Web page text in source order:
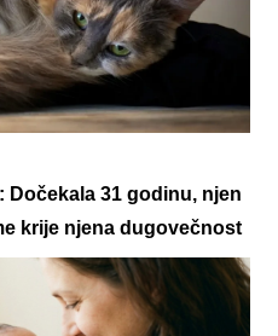
Dočekala 31 godinu, njen
krije njena dugovečnost